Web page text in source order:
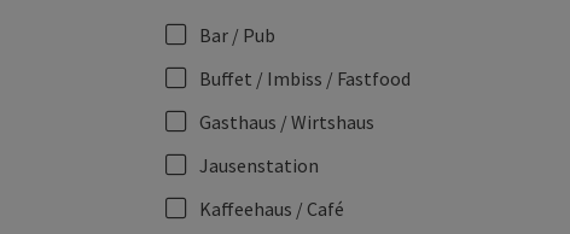
Bar / Pub
Buffet / Imbiss / Fastfood
Gasthaus / Wirtshaus
Jausenstation
Kaffeehaus / Café